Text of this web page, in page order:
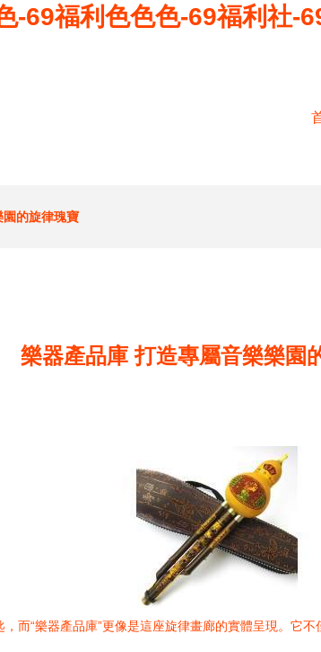
-69福利色色色-69福利社-
的旋律瑰寶
樂器產品庫 打造專屬音樂樂園
而“樂器產品庫”更像是這座旋律畫廊的實體呈現。它